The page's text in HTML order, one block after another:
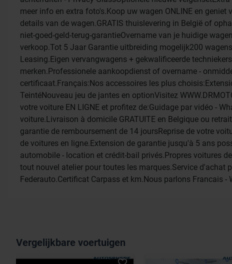
meer info en extra foto's.Koop uw wagen ONLINE en
details van de wagen.GRATIS thuislevering in België of
niet-goed-geld-terug-garantieOvername van je huidige
verkoop.Tot 5 Jaar Garantie uitbreiding mogelijk200
Leasing.Eigen vervangwagens + gekwalificeerde
merken.Professionele aankoopdienst of overname -
certificaat.Français:Nos accessoires les plus
TeintéNouveau jeu de jantes en optionVisitez
votre voiture EN LIGNE et profitez de:Guidage par vidéo -
voiture.Livraison à domicile GRATUITE en Belgique ou
garantie de remboursement de 14 joursReprise de votre
de voitures en ligne.Extension de garantie jusqu'à 5 ans
automobile - location et crédit-bail privés.Propres voitures
tout nouvel atelier pour toutes les marques.Service d'achat
Federauto.Certificat Carpass et km.Nous parlons Francais -
Vergelijkbare voertuigen